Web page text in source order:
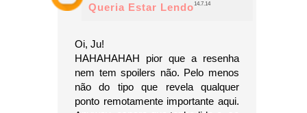
Queria Estar Lendo14.7.14
Oi, Ju!
HAHAHAHAH pior que a resenha
nem tem spoilers não. Pelo menos
não do tipo que revela qualquer
ponto remotamente importante aqui.